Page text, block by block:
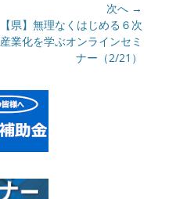
次へ →
の
【県】無理なくはじめる６次
産業化を学ぶオンラインセミ
ナー（2/21）